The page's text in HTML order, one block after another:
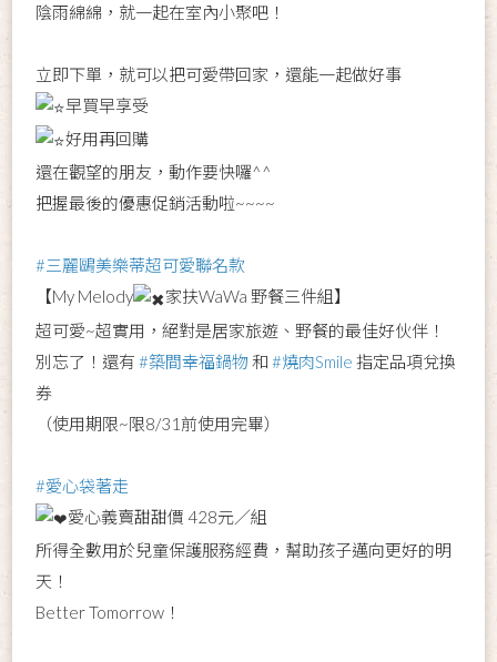
陰雨綿綿，就一起在室內小聚吧！
立即下單，就可以把可愛帶回家，還能一起做好事
早買早享受
好用再回購
還在觀望的朋友，動作要快囉^^
把握最後的優惠促銷活動啦~~~~
#三麗鷗美樂蒂超可愛聯名款
【My Melody
家扶WaWa 野餐三件組】
超可愛~超實用，絕對是居家旅遊、野餐的最佳好伙伴！
別忘了！還有#築間幸福鍋物 和#燒肉Smile 指定品項兌換
券
（使用期限~限8/31前使用完畢）
#愛心袋著走
愛心義賣甜甜價 428元／組
所得全數用於兒童保護服務經費，幫助孩子邁向更好的明
天！
Better Tomorrow！